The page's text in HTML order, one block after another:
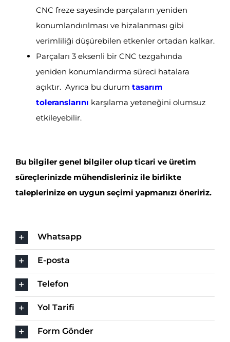
CNC freze sayesinde parçaların yeniden
konumlandırılması ve hizalanması gibi
verimliliği düşürebilen etkenler ortadan kalkar.
Parçaları 3 eksenli bir CNC tezgahında
yeniden konumlandırma süreci hatalara
açıktır. Ayrıca bu durum tasarım
toleranslarını karşılama yeteneğini olumsuz
etkileyebilir.
Bu bilgiler genel bilgiler olup ticari ve üretim
süreçlerinizde mühendisleriniz ile birlikte
taleplerinize en uygun seçimi yapmanızı öneririz.
Whatsapp
E-posta
Telefon
Yol Tarifi
Form Gönder